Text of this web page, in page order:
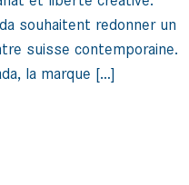
souhaitent redonner un
suisse contemporaine.
la marque […]